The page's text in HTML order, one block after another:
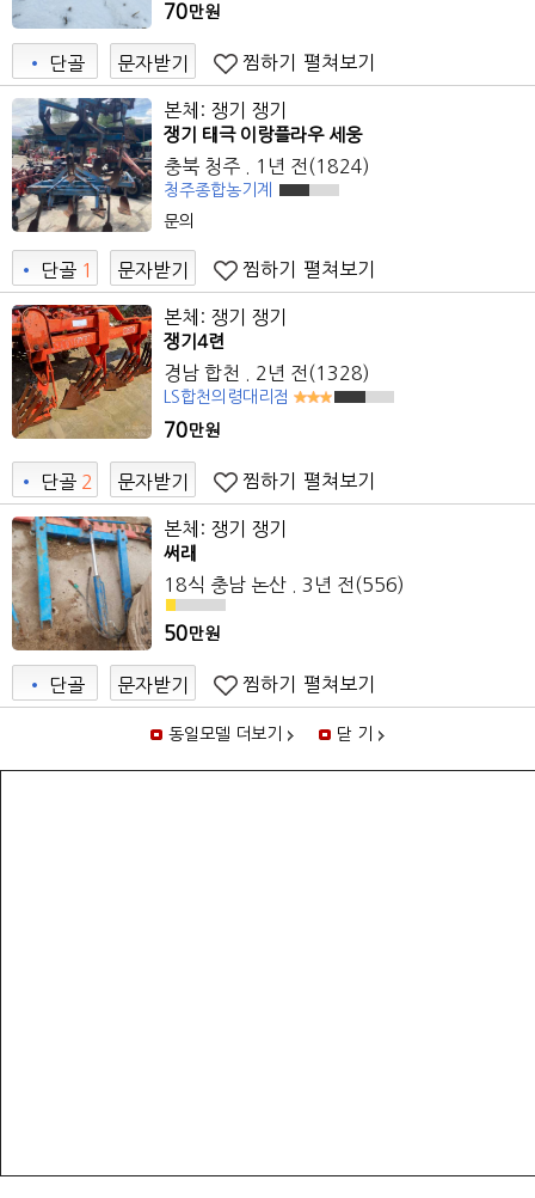
70만원
• 단골 문자받기 찜하기 펼쳐보기
본체: 쟁기 쟁기
쟁기 태극 이랑플라우 세웅
충북 청주 . 1년 전(1824)
청주종합농기계
문의
• 단골 1
0
문자받기 찜하기 펼쳐보기
본체: 쟁기 쟁기
쟁기4련
경남 합천 . 2년 전(1328)
LS합천의령대리점
70만원
• 단골 2
7
문자받기 찜하기 펼쳐보기
본체: 쟁기 쟁기
써래
18식 충남 논산 . 3년 전(556)
50만원
• 단골 문자받기 찜하기 펼쳐보기
동일모델 더보기 닫 기